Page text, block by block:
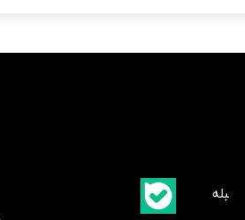
​بلبله​​​​​​​بله